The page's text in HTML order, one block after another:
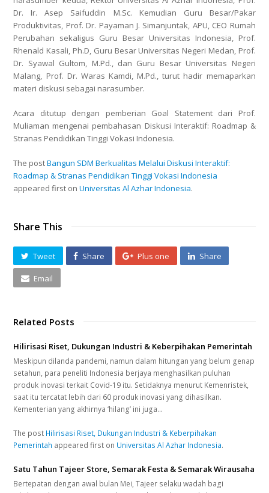
Dr. Ir. Asep Saifuddin M.Sc. Kemudian Guru Besar/Pakar
Produktivitas, Prof. Dr. Payaman J. Simanjuntak, APU, CEO Rumah
Perubahan sekaligus Guru Besar Universitas Indonesia, Prof.
Rhenald Kasali, Ph.D, Guru Besar Universitas Negeri Medan, Prof.
Dr. Syawal Gultom, M.Pd., dan Guru Besar Universitas Negeri
Malang, Prof. Dr. Waras Kamdi, M.Pd., turut hadir memaparkan
materi diskusi sebagai narasumber.
Acara ditutup dengan pemberian Goal Statement dari Prof.
Muliaman mengenai pembahasan Diskusi Interaktif: Roadmap &
Stranas Pendidikan Tinggi Vokasi Indonesia.
The postBangun SDM Berkualitas Melalui Diskusi Interaktif:
Roadmap & Stranas Pendidikan Tinggi Vokasi Indonesia
appeared first onUniversitas Al Azhar Indonesia.
Share This
Tweet Share Plus one Share
Email
Related Posts
Hilirisasi Riset, Dukungan Industri & Keberpihakan Pemerintah
Meskipun dilanda pandemi, namun dalam hitungan yang belum genap
setahun, para peneliti Indonesia berjaya menghasilkan puluhan
produk inovasi terkait Covid-19 itu. Setidaknya menurut Kemenristek,
saat itu tercatat lebih dari 60 produk inovasi yang dihasilkan.
Kementerian yang akhirnya ‘hilang’ ini juga…
The post Hilirisasi Riset, Dukungan Industri & Keberpihakan
Pemerintah appeared first on Universitas Al Azhar Indonesia.
Satu Tahun Tajeer Store, Semarak Festa & Semarak Wirausaha
Bertepatan dengan awal bulan Mei, Tajeer selaku wadah bagi